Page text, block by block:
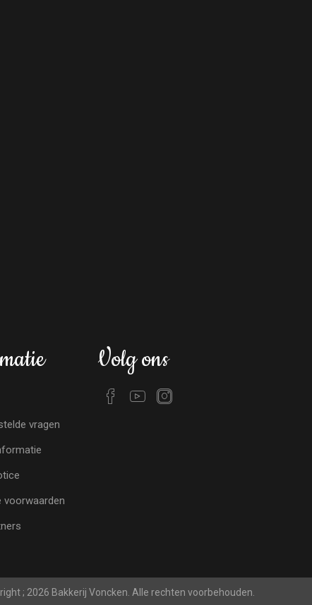
vragen
voorwaarden
Volg ons
; 2026 Bakkerij Voncken. Alle rechten voorbehouden.